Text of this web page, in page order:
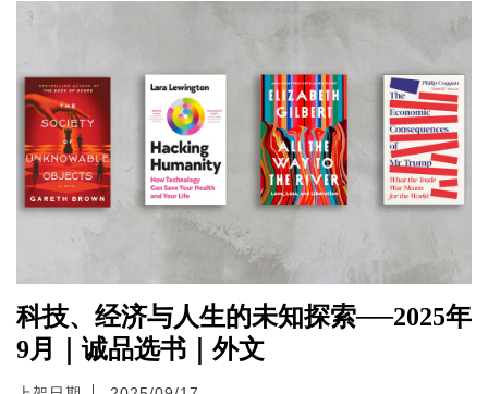
科技、经济与人生的未知探索──2025年
9月｜诚品选书｜外文